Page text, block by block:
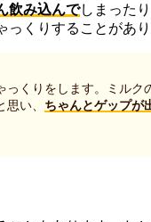
飲み込んでしまったり
くりすることがあり
っくりをします。ミル
い、 ちゃんとゲップが